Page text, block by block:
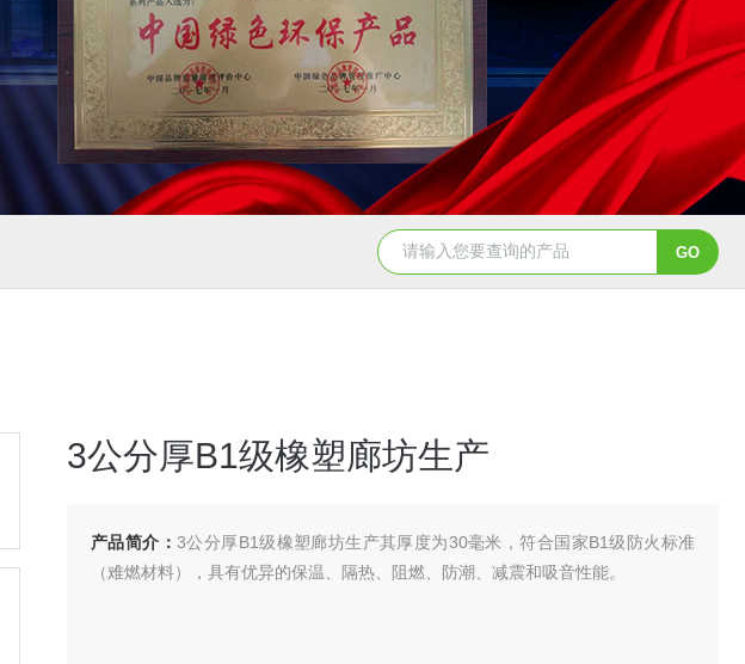
3公分厚B1级橡塑廊坊生产
产品简介：3公分厚B1级橡塑廊坊生产其厚度为30毫米，符合国家B1级防火标准
（难燃材料），具有优异的保温、隔热、阻燃、防潮、减震和吸音性能。